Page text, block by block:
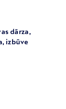
dārza,
izbūve